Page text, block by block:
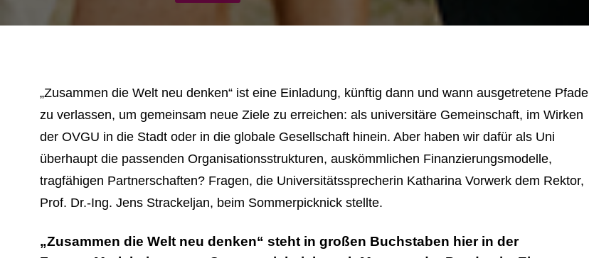
„Zusammen die Welt neu denken“ ist eine Einladung, künftig dann und wann ausgetretene Pfade
zu verlassen, um gemeinsam neue Ziele zu erreichen: als universitäre Gemeinschaft, im Wirken
der OVGU in die Stadt oder in die globale Gesellschaft hinein. Aber haben wir dafür als Uni
überhaupt die passenden Organisationsstrukturen, auskömmlichen Finanzierungsmodelle,
tragfähigen Partnerschaften? Fragen, die Universitätssprecherin Katharina Vorwerk dem Rektor,
Prof. Dr.-Ing. Jens Strackeljan, beim Sommerpicknick stellte.
„Zusammen die Welt neu denken“ steht in großen Buchstaben hier in der